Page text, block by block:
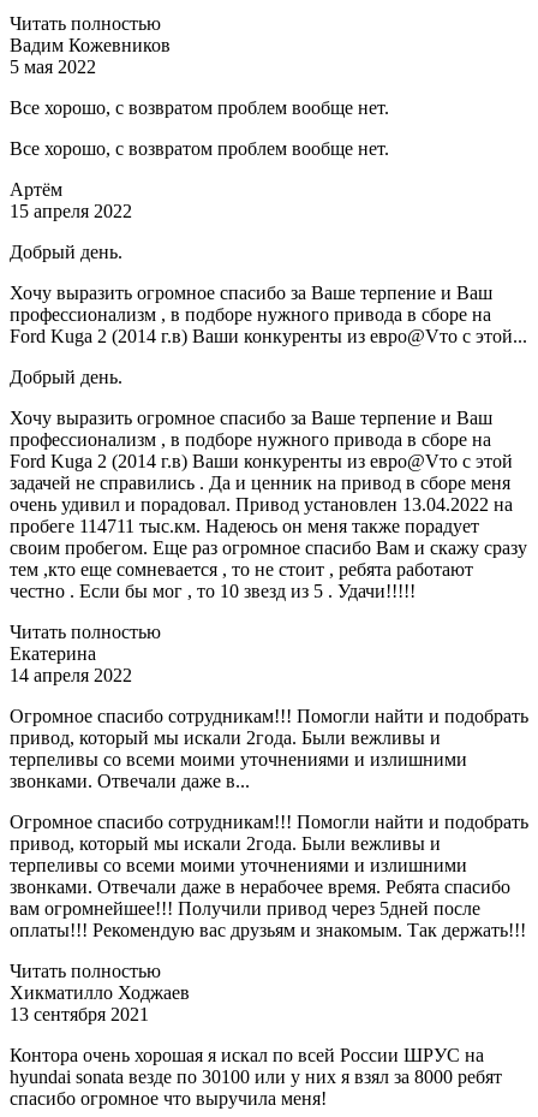
Читать полностью
Вадим Кожевников
5 мая 2022
Все хорошо, с возвратом проблем вообще нет.
Все хорошо, с возвратом проблем вообще нет.
Артём
15 апреля 2022
Добрый день.
Хочу выразить огромное спасибо за Ваше терпение и Ваш
профессионализм , в подборе нужного привода в сборе на
Ford Kuga 2 (2014 г.в) Ваши конкуренты из евро@Vто с этой...
Добрый день.
Хочу выразить огромное спасибо за Ваше терпение и Ваш
профессионализм , в подборе нужного привода в сборе на
Ford Kuga 2 (2014 г.в) Ваши конкуренты из евро@Vто с этой
задачей не справились . Да и ценник на привод в сборе меня
очень удивил и порадовал. Привод установлен 13.04.2022 на
пробеге 114711 тыс.км. Надеюсь он меня также порадует
своим пробегом. Еще раз огромное спасибо Вам и скажу сразу
тем ,кто еще сомневается , то не стоит , ребята работают
честно . Если бы мог , то 10 звезд из 5 . Удачи!!!!!
Читать полностью
Екатерина
14 апреля 2022
Огромное спасибо сотрудникам!!! Помогли найти и подобрать
привод, который мы искали 2года. Были вежливы и
терпеливы со всеми моими уточнениями и излишними
звонками. Отвечали даже в...
Огромное спасибо сотрудникам!!! Помогли найти и подобрать
привод, который мы искали 2года. Были вежливы и
терпеливы со всеми моими уточнениями и излишними
звонками. Отвечали даже в нерабочее время. Ребята спасибо
вам огромнейшее!!! Получили привод через 5дней после
оплаты!!! Рекомендую вас друзьям и знакомым. Так держать!!!
Читать полностью
Хикматилло Ходжаев
13 сентября 2021
Контора очень хорошая я искал по всей России ШРУС на
hyundai sonata везде по 30100 или у них я взял за 8000 ребят
спасибо огромное что выручила меня!